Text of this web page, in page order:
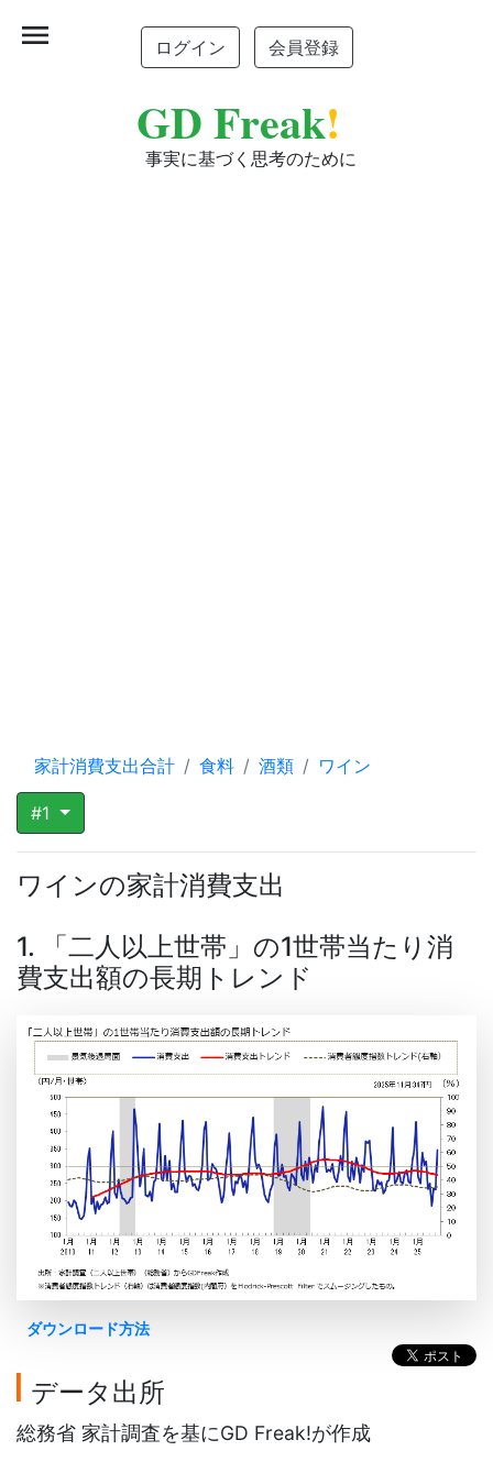
ログイン 会員登録
GD Freak!
事実に基づく思考のために
menu
家計消費支出合計 食料 酒類 ワイン
#1
ワインの家計消費支出
1. 「二人以上世帯」の1世帯当たり消
費支出額の長期トレンド
ダウンロード方法
データ出所
総務省 家計調査を基にGD Freak!が作成